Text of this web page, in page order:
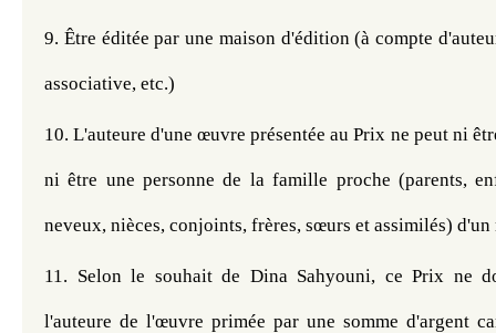
9. Être éditée par une maison d'édition (à compte
associative, etc.)
10. L'auteure d'une œuvre présentée au Prix ne peut ni
ni être une personne de la famille proche (parents,
neveux, nièces, conjoints, frères, sœurs et assimilés)
11. Selon le souhait de Dina Sahyouni, ce Prix ne
l'auteure de l'œuvre primée par une somme d'argent